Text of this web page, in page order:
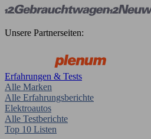
Unsere Partnerseiten:
Erfahrungen & Tests
Alle Marken
Alle Erfahrungsberichte
Elektroautos
Alle Testberichte
Top 10 Listen